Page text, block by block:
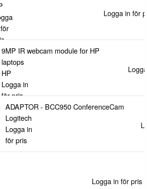
Logga in för
9MP IR webcam module for HP
laptops
HP
Logga in
för pris
ADAPTOR - BCC950 ConferenceCam
Logitech
Logga in
för pris
Logga in för pris